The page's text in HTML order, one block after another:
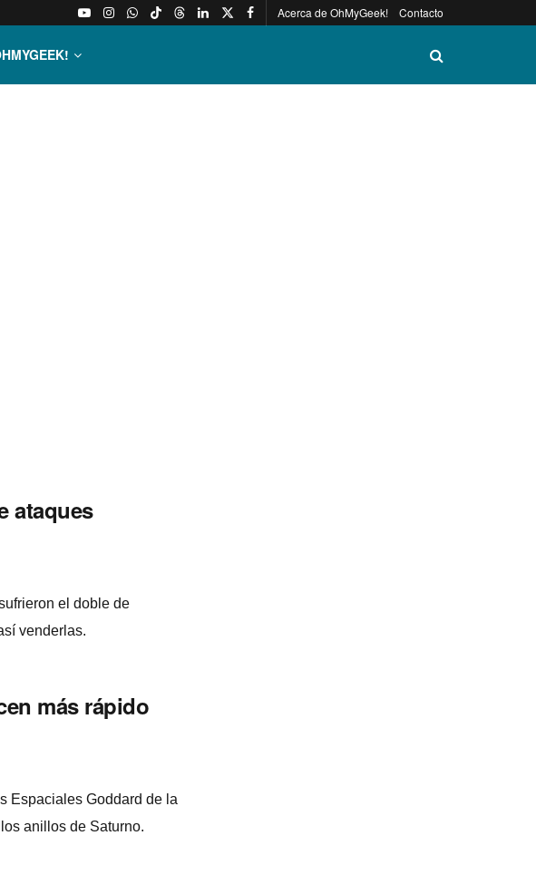
Acerca de OhMyGeek! Contacto
ataques
el doble de
venderlas.
más rápido
Espaciales Goddard de la
anillos de Saturno.